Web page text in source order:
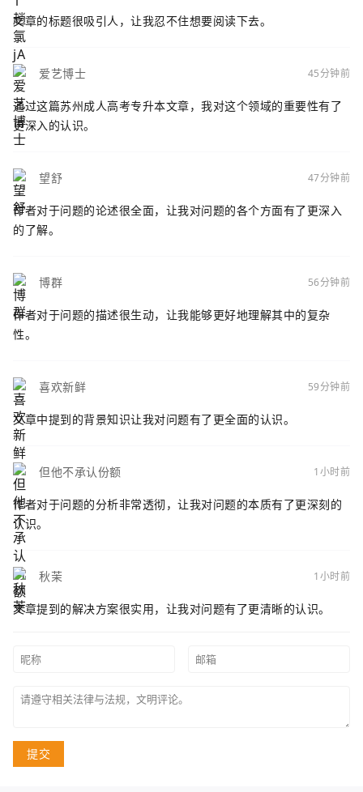
文章的标题很吸引人，让我忍不住想要阅读下去。
爱艺博士 45分钟前
通过这篇苏州成人高考专升本文章，我对这个领域的重要性有了
更深入的认识。
望舒 47分钟前
作者对于问题的论述很全面，让我对问题的各个方面有了更深入
的了解。
博群 56分钟前
作者对于问题的描述很生动，让我能够更好地理解其中的复杂
性。
喜欢新鲜 59分钟前
文章中提到的背景知识让我对问题有了更全面的认识。
但他不承认份额 1小时前
作者对于问题的分析非常透彻，让我对问题的本质有了更深刻的
认识。
秋茉 1小时前
文章提到的解决方案很实用，让我对问题有了更清晰的认识。
提交